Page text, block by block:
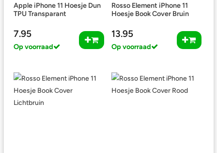
Apple iPhone 11 Hoesje Dun
TPU Transparant
7.95
Op voorraad
Rosso Element iPhone 11
Hoesje Book Cover Bruin
13.95
Op voorraad